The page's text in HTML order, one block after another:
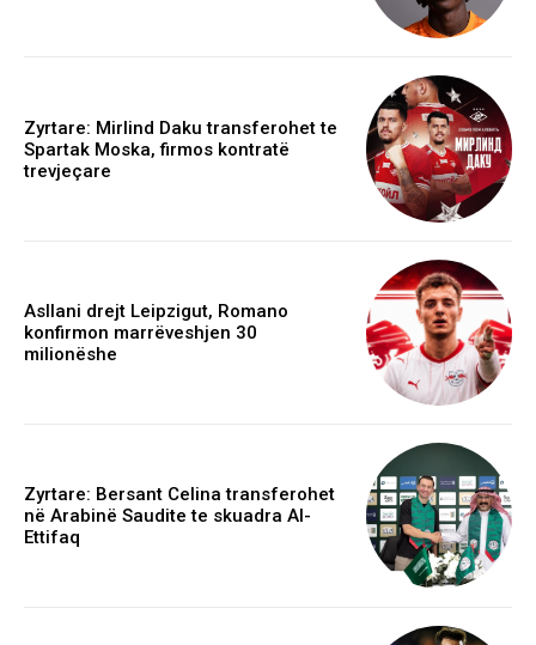
Zyrtare: Mirlind Daku transferohet te
Spartak Moska, firmos kontratë
trevjeçare
Asllani drejt Leipzigut, Romano
konfirmon marrëveshjen 30
milionëshe
Zyrtare: Bersant Celina transferohet
në Arabinë Saudite te skuadra Al-
Ettifaq